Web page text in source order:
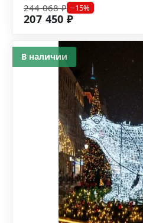
244 068 ₽ −15%
207 450 ₽
В наличии